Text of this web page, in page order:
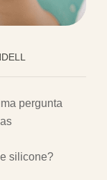
pergunta
silicone?